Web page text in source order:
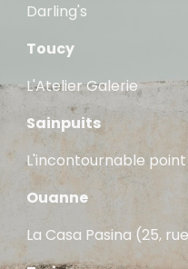
Darling's
Toucy
L'Atelier Galerie
Sainpuits
L'incontournable
Ouanne
La Casa Pasina (25,